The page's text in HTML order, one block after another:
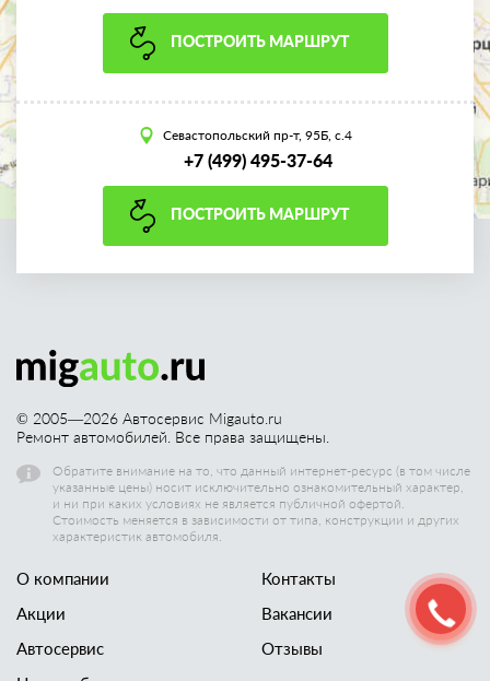
ПОСТРОИТЬ МАРШРУТ
Севастопольский пр-т, 95Б, с.4
+7 (499) 495-37-64
ПОСТРОИТЬ МАРШРУТ
© 2005—2026 Автосервис Migauto.ru
Ремонт автомобилей. Все права защищены.
Обратите внимание на то, что данный интернет-ресурс (в том числе
указанные цены) носит исключительно ознакомительный характер,
и ни при каких условиях не является публичной офертой.
Стоимость меняется в зависимости от типа, конструкции и других
характеристик автомобиля.
О компании
Акции
Автосервис
Контакты
Вакансии
Отзывы